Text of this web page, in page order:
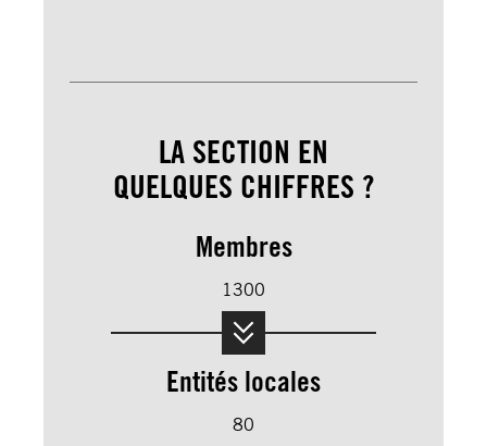
LA SECTION EN
QUELQUES CHIFFRES ?
Membres
1300
Entités locales
80